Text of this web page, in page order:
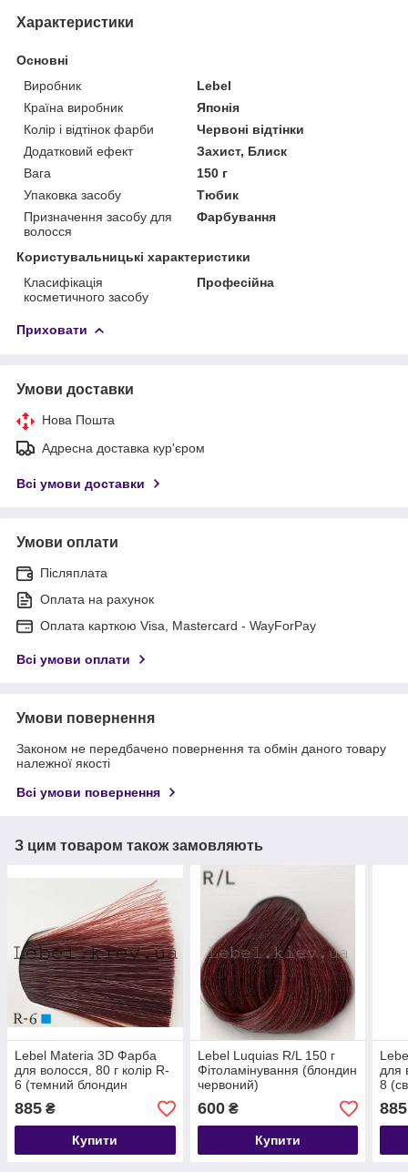
Характеристики
Основні
Виробник
Lebel
Країна виробник
Японія
Колір і відтінок фарби
Червоні відтінки
Додатковий ефект
Захист, Блиск
Вага
150 г
Упаковка засобу
Тюбик
Призначення засобу для
волосся
Фарбування
Користувальницькі характеристики
Класифікація
косметичного засобу
Професійна
Приховати
Умови доставки
Нова Пошта
Адресна доставка кур'єром
Всі умови доставки
Умови оплати
Післяплата
Оплата на рахунок
Оплата карткою Visa, Mastercard - WayForPay
Всі умови оплати
Умови повернення
Законом не передбачено повернення та обмін даного товару
належної якості
Всі умови повернення
З цим товаром також замовляють
Lebel Materia 3D Фарба
для волосся, 80 г колір R-
6 (темний блондин
червоний)
885 ₴
Купити
Lebel Luquias R/L 150 г
Фітоламінування (блондин
червоний)
600₴
Купити
для
8
885